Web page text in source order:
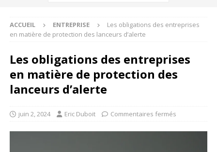
ACCUEIL ENTREPRISE
Les obligations des entreprises
en matière de protection des lanceurs d’alerte
Les obligations des entreprises
en matière de protection des
lanceurs d’alerte
juin 2, 2024 Eric Duboit Commentaires fermés